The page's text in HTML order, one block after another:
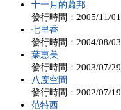
十一月的蕭邦
發行時間：2005/11/01
七里香
發行時間：2004/08/03
葉惠美
發行時間：2003/07/29
八度空間
發行時間：2002/07/19
范特西